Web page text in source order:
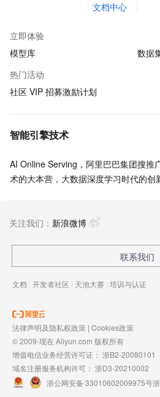
文档中心
立即体验
模型库
数据
热门活动
社区 VIP 招募激励计划
智能引擎技术
AI Online Serving，阿里巴巴集团搜推
术的大本营，大数据深度学习时代的创
关注我们： 新浪微博
联系我们
文档 | 开发者社区 | 天池大赛 | 培训与认证
法律声明及隐私权政策 | Cookies政策
© 2009-现在 Aliyun.com 版权所有
增值电信业务经营许可证： 浙B2-20080101
域名注册服务机构许可： 浙D3-20210002
浙公网安备 33010602009975号